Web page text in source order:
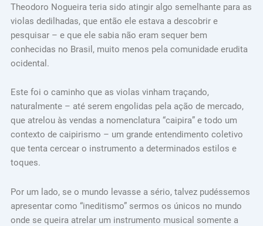
Theodoro Nogueira teria sido atingir algo semelhante para as
violas dedilhadas, que então ele estava a descobrir e
pesquisar – e que ele sabia não eram sequer bem
conhecidas no Brasil, muito menos pela comunidade erudita
ocidental.
Este foi o caminho que as violas vinham traçando,
naturalmente – até serem engolidas pela ação de mercado,
que atrelou às vendas a nomenclatura “caipira” e todo um
contexto de caipirismo – um grande entendimento coletivo
que tenta cercear o instrumento a determinados estilos e
toques.
Por um lado, se o mundo levasse a sério, talvez pudéssemos
apresentar como “ineditismo” sermos os únicos no mundo
onde se queira atrelar um instrumento musical somente a